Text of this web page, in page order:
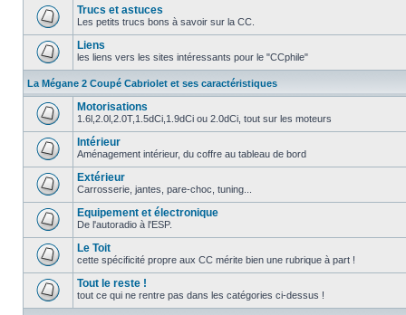
Trucs et astuces
Les petits trucs bons à savoir sur la CC.
Liens
les liens vers les sites intéressants pour le "CCphile"
La Mégane 2 Coupé Cabriolet et ses caractéristiques
Motorisations
1.6l,2.0l,2.0T,1.5dCi,1.9dCi ou 2.0dCi, tout sur les moteurs
Intérieur
Aménagement intérieur, du coffre au tableau de bord
Extérieur
Carrosserie, jantes, pare-choc, tuning...
Equipement et électronique
De l'autoradio à l'ESP.
Le Toit
cette spécificité propre aux CC mérite bien une rubrique à part !
Tout le reste !
tout ce qui ne rentre pas dans les catégories ci-dessus !